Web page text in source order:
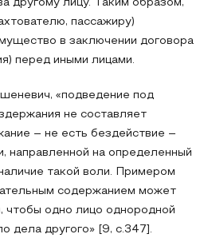
другому лицу. Таким образом,
пассажиру)
в заключении договора
перед иными лицами.
«подведение под
не составляет
– не есть бездействие –
направленной на определенный
такой воли. Примером
содержанием может
чтобы одно лицо однородной
дела другого» [9, с.347].